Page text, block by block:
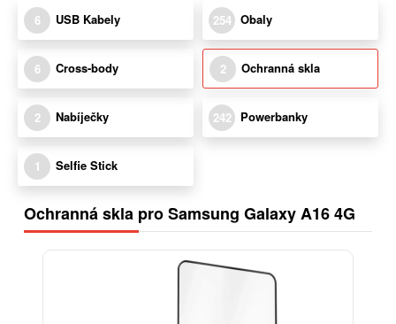
6 USB Kabely 254 Obaly
6 Cross-body 2 Ochranná skla
2 Nabíječky 242 Powerbanky
1 Selfie Stick
Ochranná skla pro Samsung Galaxy A16 4G